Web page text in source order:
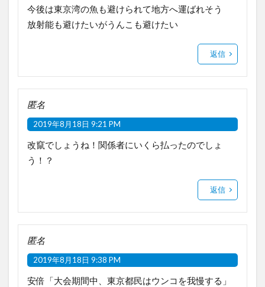
今後は東京湾の魚も避けられて地方へ運ばれそう
放射能も避けたいがうんこも避けたい
返信
匿名
2019年8月18日 9:21 PM
改竄でしょうね！関係者にいくら払ったのでしょ
う！？
返信
匿名
2019年8月18日 9:38 PM
安倍「大会期間中、東京都民はウンコを我慢する」